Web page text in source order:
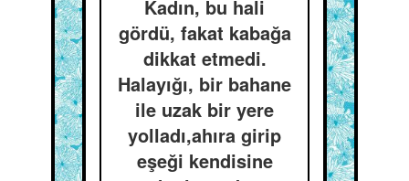
Kadın, bu hali
gördü, fakat kabağa
dikkat etmedi.
Halayığı, bir bahane
ile uzak bir yere
yolladı,ahıra girip
eşeği kendisine